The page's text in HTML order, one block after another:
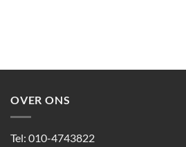
OVER ONS
Tel: 010-4743822